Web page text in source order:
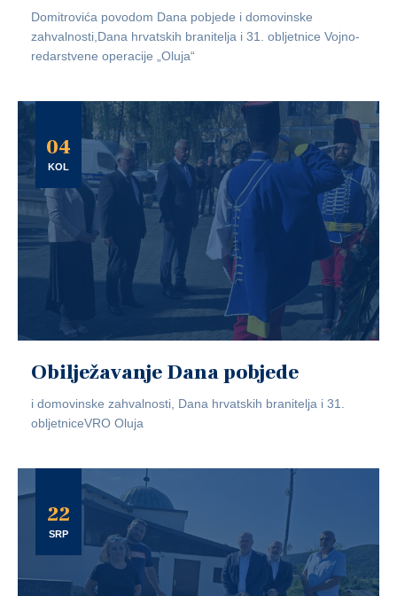
Domitrovića povodom Dana pobjede i domovinske
zahvalnosti,Dana hrvatskih branitelja i 31. obljetnice Vojno-
redarstvene operacije „Oluja“
04
KOL
Obilježavanje Dana pobjede
i domovinske zahvalnosti, Dana hrvatskih branitelja i 31.
obljetniceVRO Oluja
22
SRP